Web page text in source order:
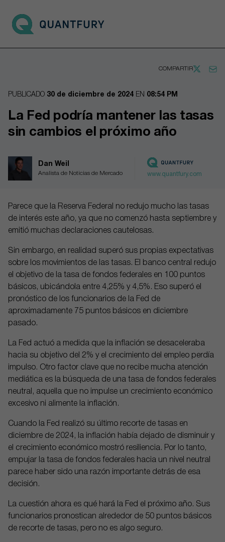
Go to main page
COMPARTIR
PUBLICADO 30 de diciembre de 2024 EN 08:54 PM
La Fed podría mantener las tasas
sin cambios el próximo año
Dan Weil
Analista de Noticias de Mercado www.quantfury.com
Parece que la Reserva Federal no redujo mucho las tasas
de interés este año, ya que no comenzó hasta septiembre y
emitió muchas declaraciones cautelosas.
Sin embargo, en realidad superó sus propias expectativas
sobre los movimientos de las tasas. El banco central redujo
el objetivo de la tasa de fondos federales en 100 puntos
básicos, ubicándola entre 4,25% y 4,5%. Eso superó el
pronóstico de los funcionarios de la Fed de
aproximadamente 75 puntos básicos en diciembre
pasado.
La Fed actuó a medida que la inflación se desaceleraba
hacia su objetivo del 2% y el crecimiento del empleo perdía
impulso. Otro factor clave que no recibe mucha atención
mediática es la búsqueda de una tasa de fondos federales
neutral, aquella que no impulse un crecimiento económico
excesivo ni alimente la inflación.
Cuando la Fed realizó su último recorte de tasas en
diciembre de 2024, la inflación había dejado de disminuir y
el crecimiento económico mostró resiliencia. Por lo tanto,
empujar la tasa de fondos federales hacia un nivel neutral
parece haber sido una razón importante detrás de esa
decisión.
La cuestión ahora es qué hará la Fed el próximo año. Sus
funcionarios pronostican alrededor de 50 puntos básicos
de recorte de tasas, pero no es algo seguro.